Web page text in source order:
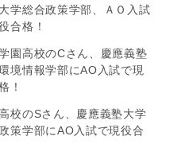
学総合政策学部、ＡＯ入試
合格！
園高校のCさん、慶應義塾
境情報学部にAO入試で現
！
校のSさん、慶應義塾大学
策学部にAO入試で現役合